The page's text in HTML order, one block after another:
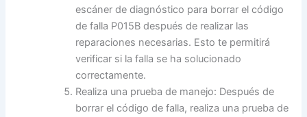
escáner de diagnóstico para borrar el código
de falla P015B después de realizar las
reparaciones necesarias. Esto te permitirá
verificar si la falla se ha solucionado
correctamente.
Realiza una prueba de manejo: Después de
borrar el código de falla, realiza una prueba de